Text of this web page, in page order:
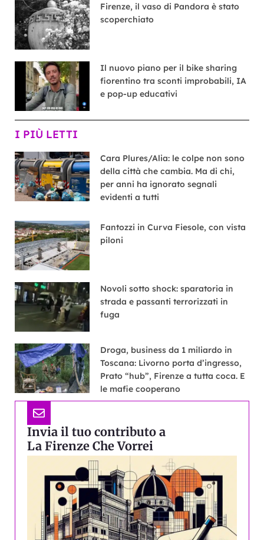
Firenze, il vaso di Pandora è stato
scoperchiato
Il nuovo piano per il bike sharing
fiorentino tra sconti improbabili, IA
e pop-up educativi
I PIÙ LETTI
Cara Plures/Alia: le colpe non sono
della città che cambia. Ma di chi,
per anni ha ignorato segnali
evidenti a tutti
Fantozzi in Curva Fiesole, con vista
piloni
Novoli sotto shock: sparatoria in
strada e passanti terrorizzati in
fuga
Droga, business da 1 miliardo in
Toscana: Livorno porta d’ingresso,
Prato “hub”, Firenze a tutta coca. E
le mafie cooperano
Invia il tuo contributo a
La Firenze Che Vorrei